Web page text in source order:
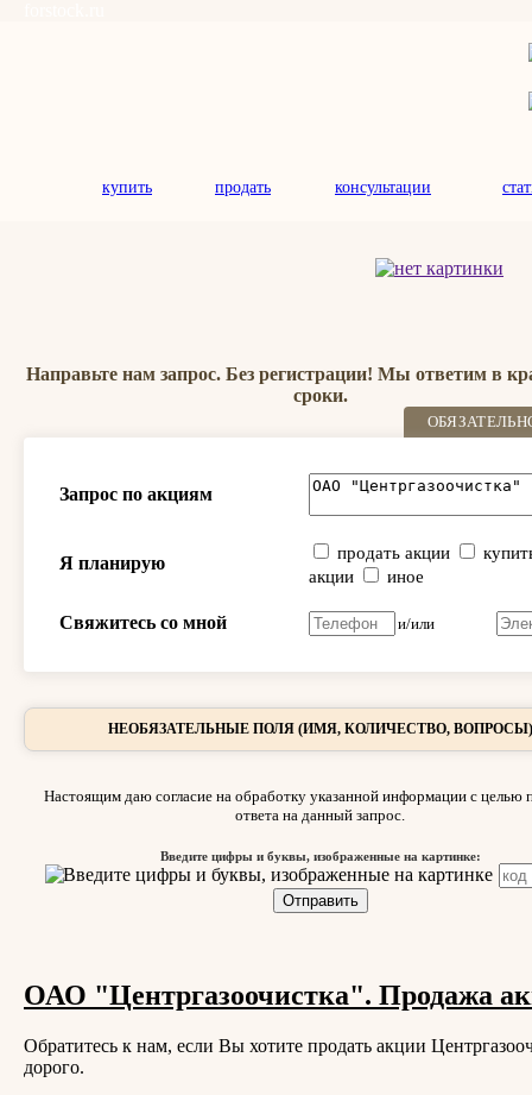
купить продать консультации
Направьте нам запрос. Без регистрации! Мы ответим в
сроки.
Запрос по акциям
Я планирую продать акции
акции
иное
Свяжитесь со мной и/или
НЕОБЯЗАТЕЛЬНЫЕ ПОЛЯ (ИМЯ, КОЛИЧЕСТВО, ВОПРОСЫ)
Настоящим даю согласие на обработку указанной информации с целью
ответа на данный запрос.
Введите цифры и буквы, изображенные на картинке:
ОАО "Центргазоочистка". Продажа
Обратитесь к нам, если Вы хотите продать акции
дорого.